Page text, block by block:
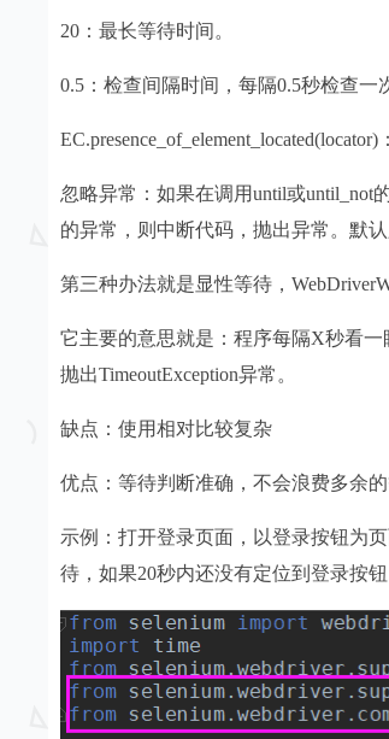
20：最长等待时间。
0.5：检查间隔时间，每隔0.5秒检查一
忽略异常：如果在调用until或
的异常，则中断代码，抛出异常。默认
第三种办法就是显性等待，
它主要的意思就是：程序每隔X秒看
抛出TimeoutException异常。
缺点：使用相对比较复杂
优点：等待判断准确，不会浪费多余
示例：打开登录页面，以登录按钮为
待，如果20秒内还没有定位到登录按